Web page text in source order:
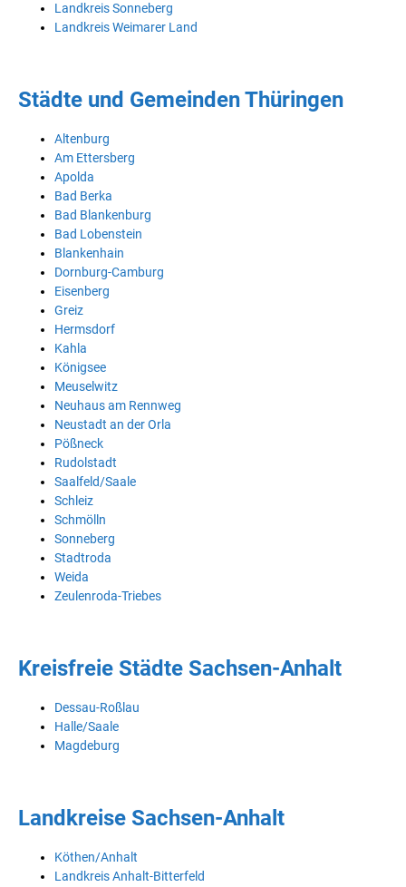
Landkreis Sonneberg
Landkreis Weimarer Land
Städte und Gemeinden Thüringen
Altenburg
Am Ettersberg
Apolda
Bad Berka
Bad Blankenburg
Bad Lobenstein
Blankenhain
Dornburg-Camburg
Eisenberg
Greiz
Hermsdorf
Kahla
Königsee
Meuselwitz
Neuhaus am Rennweg
Neustadt an der Orla
Pößneck
Rudolstadt
Saalfeld/Saale
Schleiz
Schmölln
Sonneberg
Stadtroda
Weida
Zeulenroda-Triebes
Kreisfreie Städte Sachsen-Anhalt
Dessau-Roßlau
Halle/Saale
Magdeburg
Landkreise Sachsen-Anhalt
Köthen/Anhalt
Landkreis Anhalt-Bitterfeld